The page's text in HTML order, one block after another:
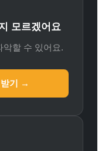
모르겠어요
악할 수 있어요.
받기 →